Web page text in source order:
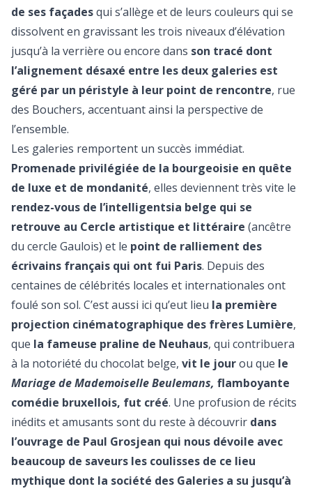
de ses façadesqui s’allège et de leurs couleurs qui se
dissolvent en gravissant les trois niveaux d’élévation
jusqu’à la verrière ou encore dans son tracé dont
l’alignement désaxé entre les deux galeries est
géré par un péristyle à leur point de rencontre, rue
des Bouchers, accentuant ainsi la perspective de
l’ensemble.
Les galeries remportent un succès immédiat.
Promenade privilégiée de la bourgeoisie en quête
de luxe et de mondanité, elles deviennent très vite le
rendez-vous de l’intelligentsia belge qui se
retrouve au Cercle artistique et littéraire (ancêtre
du cercle Gaulois) et le point de ralliement des
écrivains français qui ont fui Paris. Depuis des
centaines de célébrités locales et internationales ont
foulé son sol. C’est aussi ici qu’eut lieu la première
projection cinématographique des frères Lumière,
que la fameuse praline de Neuhaus, qui contribuera
à la notoriété du chocolat belge, vit le jourou que le
Mariage de Mademoiselle Beulemans, flamboyante
comédie bruxellois, fut créé. Une profusion de récits
inédits et amusants sont du reste à découvrir dans
l’ouvrage de Paul Grosjean qui nous dévoile avec
beaucoup de saveurs les coulisses de ce lieu
mythique dont la société des Galeries a su jusqu’à